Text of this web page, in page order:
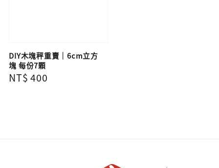
DIY木塊秤重賣｜6cm立方
塊 每份7顆
Regular
NT$ 400